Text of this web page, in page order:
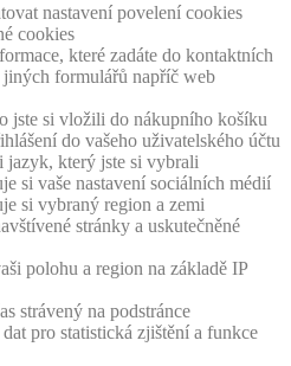
nastavení povelení cookies
cookies
které zadáte do kontaktních
formulářů napříč web
jste si vložili do nákupního košíku
do vašeho uživatelského účtu
jazyk, který jste si vybrali
si vaše nastavení sociálních médií
si vybraný region a zemi
stránky a uskutečněné
polohu a region na základě IP
strávený na podstránce
pro statistická zjištění a funkce